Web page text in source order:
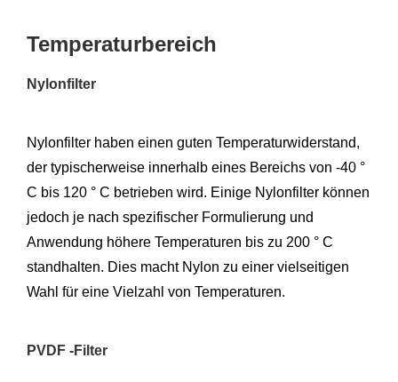
Temperaturbereich
Nylonfilter
Nylonfilter haben einen guten Temperaturwiderstand,
der typischerweise innerhalb eines Bereichs von -40 °
C bis 120 ° C betrieben wird. Einige Nylonfilter können
jedoch je nach spezifischer Formulierung und
Anwendung höhere Temperaturen bis zu 200 ° C
standhalten. Dies macht Nylon zu einer vielseitigen
Wahl für eine Vielzahl von Temperaturen.
PVDF -Filter